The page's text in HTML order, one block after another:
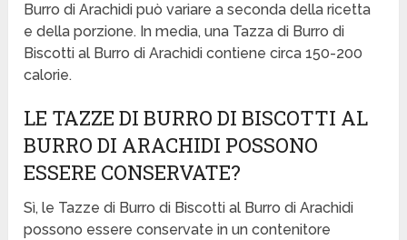
Burro di Arachidi può variare a seconda della ricetta
e della porzione. In media, una Tazza di Burro di
Biscotti al Burro di Arachidi contiene circa 150-200
calorie.
LE TAZZE DI BURRO DI BISCOTTI AL
BURRO DI ARACHIDI POSSONO
ESSERE CONSERVATE?
Sì, le Tazze di Burro di Biscotti al Burro di Arachidi
possono essere conservate in un contenitore